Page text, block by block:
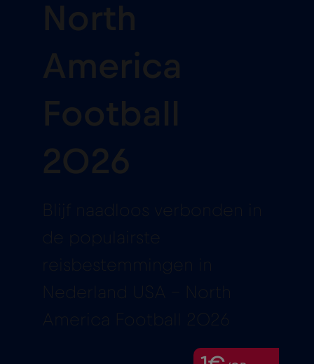
North
America
Football
2026
Blijf naadloos verbonden in
de populairste
reisbestemmingen in
Nederland USA – North
America Football 2026